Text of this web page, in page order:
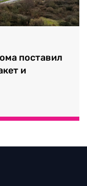
поставил
и